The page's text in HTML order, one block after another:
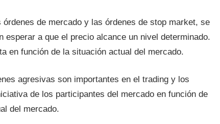
de mercado y las órdenes de stop market, se
a que el precio alcance un nivel determinado.
en función de la situación actual del mercado.
agresivas son importantes en el trading y los
de los participantes del mercado en función de
del mercado.